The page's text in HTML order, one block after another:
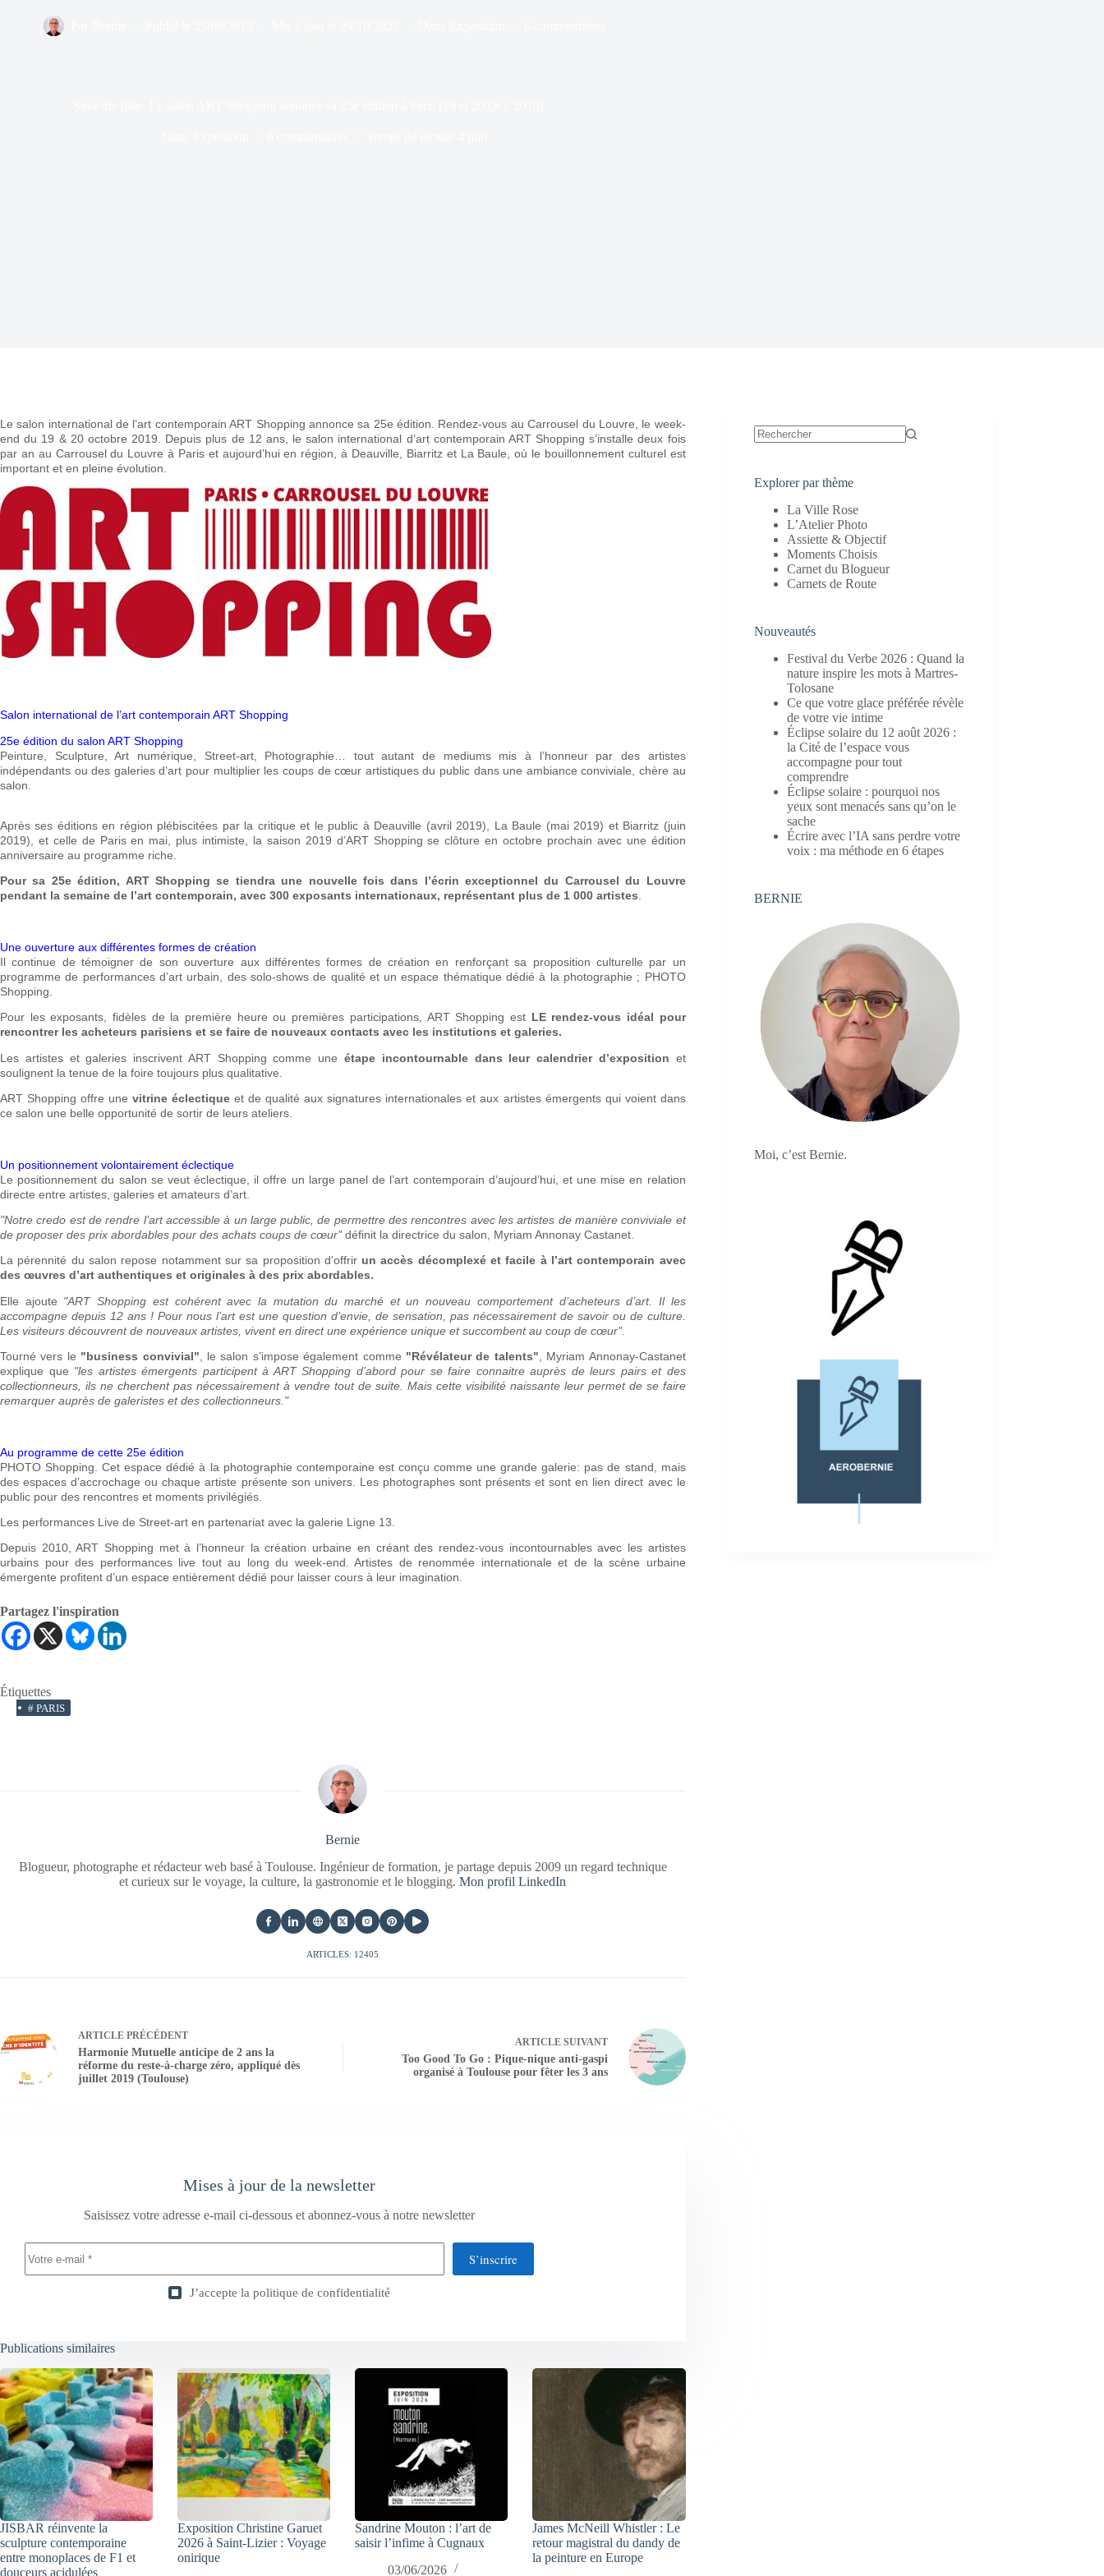
Le salon international de l’art contemporain ART Shopping annonce sa 25e édition. Rendez-vous au Carrousel du Louvre, le week-
end du 19 & 20 octobre 2019. Depuis plus de 12 ans, le salon international d’art contemporain ART Shopping s’installe deux fois
par an au Carrousel du Louvre à Paris et aujourd’hui en région, à Deauville, Biarritz et La Baule, où le bouillonnement culturel est
important et en pleine évolution.
Salon international de l’art contemporain ART Shopping
25e édition du salon ART Shopping
Peinture, Sculpture, Art numérique, Street-art, Photographie… tout autant de mediums mis à l’honneur par des artistes
indépendants ou des galeries d’art pour multiplier les coups de cœur artistiques du public dans une ambiance conviviale, chère au
salon.
Après ses éditions en région plébiscitées par la critique et le public à Deauville (avril 2019), La Baule (mai 2019) et Biarritz (juin
2019), et celle de Paris en mai, plus intimiste, la saison 2019 d’ART Shopping se clôture en octobre prochain avec une édition
anniversaire au programme riche.
Pour sa 25e édition, ART Shopping se tiendra une nouvelle fois dans l’écrin exceptionnel du Carrousel du Louvre
pendant la semaine de l’art contemporain, avec 300 exposants internationaux, représentant plus de 1 000 artistes.
Une ouverture aux différentes formes de création
Il continue de témoigner de son ouverture aux différentes formes de création en renforçant sa proposition culturelle par un
programme de performances d’art urbain, des solo-shows de qualité et un espace thématique dédié à la photographie ; PHOTO
Shopping.
Pour les exposants, fidèles de la première heure ou premières participations, ART Shopping est LE rendez-vous idéal pour
rencontrer les acheteurs parisiens et se faire de nouveaux contacts avec les institutions et galeries.
Les artistes et galeries inscrivent ART Shopping comme une étape incontournable dans leur calendrier d’exposition et
soulignent la tenue de la foire toujours plus qualitative.
ART Shopping offre unevitrine éclectique et de qualité aux signatures internationales et aux artistes émergents qui voient dans
ce salon une belle opportunité de sortir de leurs ateliers.
Un positionnement volontairement éclectique
Le positionnement du salon se veut éclectique, il offre un large panel de l’art contemporain d’aujourd’hui, et une mise en relation
directe entre artistes, galeries et amateurs d’art.
"Notre credo est de rendre l’art accessible à un large public, de permettre des rencontres avec les artistes de manière conviviale et
de proposer des prix abordables pour des achats coups de cœur"définit la directrice du salon, Myriam Annonay Castanet.
La pérennité du salon repose notamment sur sa proposition d’offrir un accès décomplexé et facile à l’art contemporain avec
des œuvres d’art authentiques et originales à des prix abordables.
Elle ajoute "ART Shopping est cohérent avec la mutation du marché et un nouveau comportement d’acheteurs d’art. Il les
accompagne depuis 12 ans ! Pour nous l’art est une question d’envie, de sensation, pas nécessairement de savoir ou de culture.
Les visiteurs découvrent de nouveaux artistes, vivent en direct une expérience unique et succombent au coup de cœur".
Tourné vers le "business convivial" , le salon s’impose également comme "Révélateur de talents" , Myriam Annonay-Castanet
explique que "les artistes émergents participent à ART Shopping d’abord pour se faire connaitre auprès de leurs pairs et des
collectionneurs, ils ne cherchent pas nécessairement à vendre tout de suite. Mais cette visibilité naissante leur permet de se faire
remarquer auprès de galeristes et des collectionneurs."
Au programme de cette 25e édition
PHOTO Shopping. Cet espace dédié à la photographie contemporaine est conçu comme une grande galerie: pas de stand, mais
des espaces d’accrochage ou chaque artiste présente son univers. Les photographes sont présents et sont en lien direct avec le
public pour des rencontres et moments privilégiés.
Les performances Live de Street-art en partenariat avec la galerie Ligne 13.
Depuis 2010, ART Shopping met à l’honneur la création urbaine en créant des rendez-vous incontournables avec les artistes
urbains pour des performances live tout au long du week-end. Artistes de renommée internationale et de la scène urbaine
émergente profitent d’un espace entièrement dédié pour laisser cours à leur imagination.
Partagez l'inspiration
Étiquettes
# PARIS
Bernie
Blogueur, photographe et rédacteur web basé à Toulouse. Ingénieur de formation, je partage depuis 2009 un regard technique
et curieux sur le voyage, la culture, la gastronomie et le blogging.Mon profil LinkedIn
ARTICLES: 12405
ARTICLE PRÉCÉDENT
Harmonie Mutuelle anticipe de 2 ans la
réforme du reste-à-charge zéro, appliqué dès
juillet 2019 (Toulouse)
ARTICLESUIVANT
Too Good To Go : Pique-nique anti-gaspi
organisé à Toulouse pour fêter les 3 ans
Mises à jour de la newsletter
Saisissez votre adresse e-mail ci-dessous et abonnez-vous à notre newsletter
S’inscrire
J’accepte la politique de confidentialité
Publications similaires
JISBAR réinvente la
sculpture contemporaine
entre monoplaces de F1 et
douceurs acidulées
Exposition Christine Garuet
2026 à Saint-Lizier : Voyage
onirique
Sandrine Mouton : l’art de
saisir l’infime à Cugnaux
03/06/2026
James McNeill Whistler : Le
retour magistral du dandy de
la peinture en Europe
Explorer par thème
La Ville Rose
L’Atelier Photo
Assiette & Objectif
Moments Choisis
Carnet du Blogueur
Carnets de Route
Nouveautés
Festival du Verbe 2026 : Quand la
nature inspire les mots à Martres-
Tolosane
Ce que votre glace préférée révèle
de votre vie intime
Éclipse solaire du 12 août 2026 :
la Cité de l’espace vous
accompagne pour tout
comprendre
Éclipse solaire : pourquoi nos
yeux sont menacés sans qu’on le
sache
Écrire avec l’IA sans perdre votre
voix : ma méthode en 6 étapes
BERNIE
Moi, c’est Bernie.